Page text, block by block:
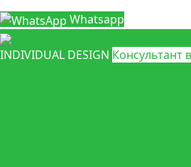
Whatsapp
INDIVIDUAL DESIGN Консультант